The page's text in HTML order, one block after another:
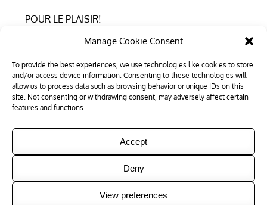
Manage Cookie Consent
To provide the best experiences, we use technologies like cookies to store
and/or access device information. Consenting to these technologies will
allow us to process data such as browsing behavior or unique IDs on this
site. Not consenting or withdrawing consent, may adversely affect certain
features and functions.
Accept
Deny
View preferences
POUR LE PLAISIR!
REPRENDRE CONFIANCE
RÉUSSIR EN PHYSIQUE
RÉUSSIR SON ENTRÉE DANS LE SUPÉRIEUR
Copyright © 2026Tous les trucs. All Rights Reserved|
Edumag byTheme Palace